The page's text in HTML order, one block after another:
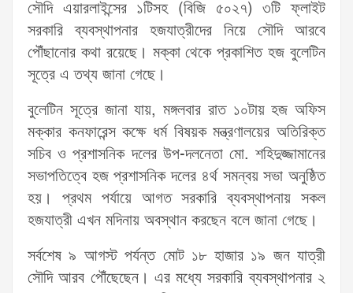
সৌদি এয়ারলাইন্সের ১টিসহ (বিজি ৫০২৭) ৩টি ফ্লাইট
সরকারি ব্যবস্থাপনার হজযাত্রীদের নিয়ে সৌদি আরবে
পৌঁছানোর কথা রয়েছে। মক্কা থেকে প্রকাশিত হজ বুলেটিন
সূত্রে এ তথ্য জানা গেছে।
বুলেটিন সূত্রে জানা যায়, মঙ্গলবার রাত ১০টায় হজ অফিস
মক্কার কনফারেন্স কক্ষে ধর্ম বিষয়ক মন্ত্রণালয়ের অতিরিক্ত
সচিব ও প্রশাসনিক দলের উপ-দলনেতা মো. শহিদুজ্জামানের
সভাপতিত্বে হজ প্রশাসনিক দলের ৪র্থ সমন্বয় সভা অনুষ্ঠিত
হয়। প্রথম পর্যায়ে আগত সরকারি ব্যবস্থাপনায় সকল
হজযাত্রী এখন মদিনায় অবস্থান করছেন বলে জানা গেছে।
সর্বশেষ ৯ আগস্ট পর্যন্ত মোট ১৮ হাজার ১৯ জন যাত্রী
সৌদি আরব পৌঁছেছেন। এর মধ্যে সরকারি ব্যবস্থাপনার ২